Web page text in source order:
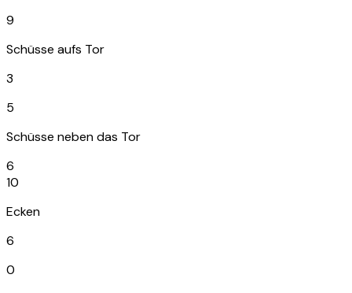
9
Schüsse aufs Tor
3
5
Schüsse neben das Tor
6
10
Ecken
6
0